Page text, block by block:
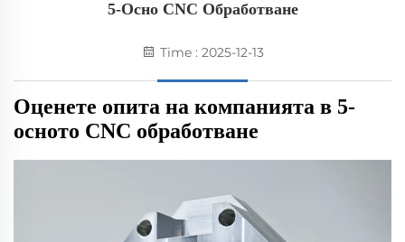
5-Осно CNC Обработване
Time : 2025-12-13
Оценете опита на компанията в 5-
осното CNC обработване